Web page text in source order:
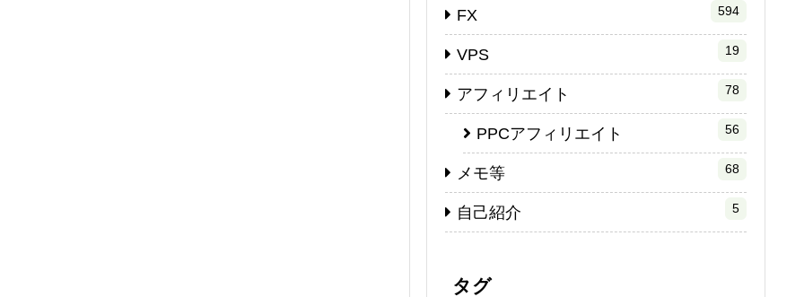
FX 594
VPS 19
アフィリエイト 78
PPCアフィリエイト 56
メモ等 68
自己紹介 5
タグ